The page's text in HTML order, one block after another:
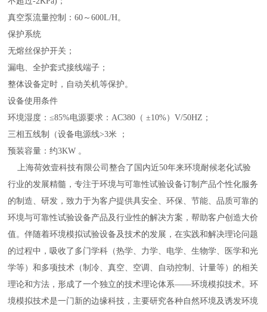
真空泵流量控制：60～600L/H。
保护系统
无熔丝保护开关；
漏电、全护套式接线端子；
整体设备定时，自动关机等保护。
设备使用条件
环境湿度：≤85%电源要求：AC380（ ±10%）V/50HZ；
三相五线制（设备电源线>3米 ；
预装容量：约3KW 。
上海荷效壹科技有限公司整合了国内近50年来环境耐候老化试验
行业的发展精髓，专注于环境与可靠性试验设备订制产品个性化服务
的制造、研发，致力于为客户提供具安全、环保、节能、品质可靠的
环境与可靠性试验设备产品及行业性的解决方案，帮助客户创造大价
值。伴随着环境模拟试验设备及技术的发展，在实践和解决理论问题
的过程中，吸收了多门学科（热学、力学、电学、生物学、医学和光
学等）和多项技术（制冷、真空、空调、自动控制、计量等）的相关
理论和方法，形成了一个独立的技术理论体系——环境模拟技术。环
境模拟技术是一门新的边缘科技，主要研究各种自然环境及诱发环境